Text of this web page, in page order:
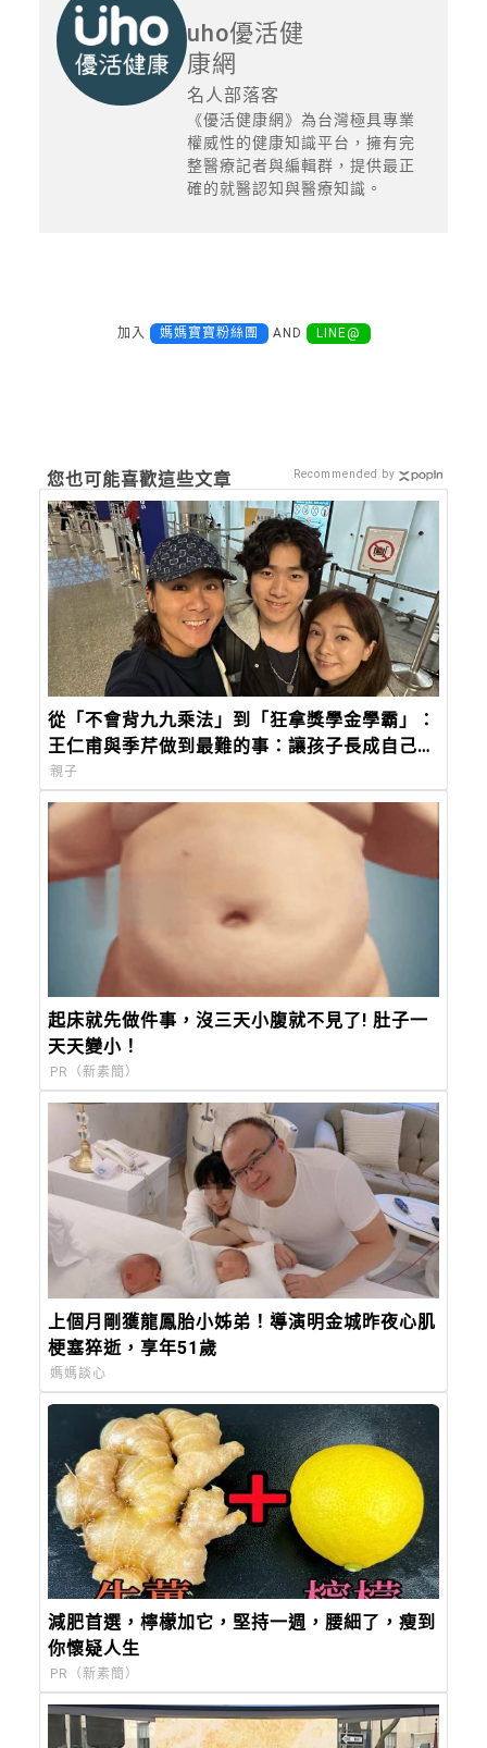
uho優活健
康網
名人部落客
《優活健康網》為台灣極具專業
權威性的健康知識平台，擁有完
整醫療記者與編輯群，提供最正
確的就醫認知與醫療知識。
加入 媽媽寶寶粉絲團 AND LINE@
您也可能喜歡這些文章
從「不會背九九乘法」到「狂拿獎學金學霸」：
王仁甫與季芹做到最難的事：讓孩子長成自己的
樣子
親子
起床就先做件事，沒三天小腹就不見了! 肚子一
天天變小！
PR（新素簡）
上個月剛獲龍鳳胎小姊弟！導演明金城昨夜心肌
梗塞猝逝，享年51歲
媽媽談心
減肥首選，檸檬加它，堅持一週，腰細了，瘦到
你懷疑人生
PR（新素簡）
Recommended by